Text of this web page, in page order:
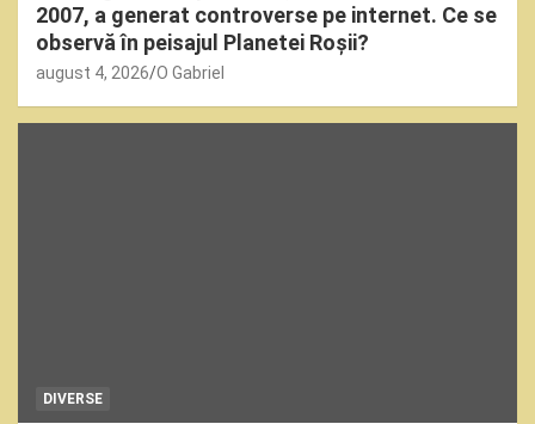
2007, a generat controverse pe internet. Ce se
observă în peisajul Planetei Roșii?
august 4, 2026 O Gabriel
DIVERSE